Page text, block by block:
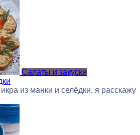
Салаты и закуски
икра из манки и селёдки, я расскажу